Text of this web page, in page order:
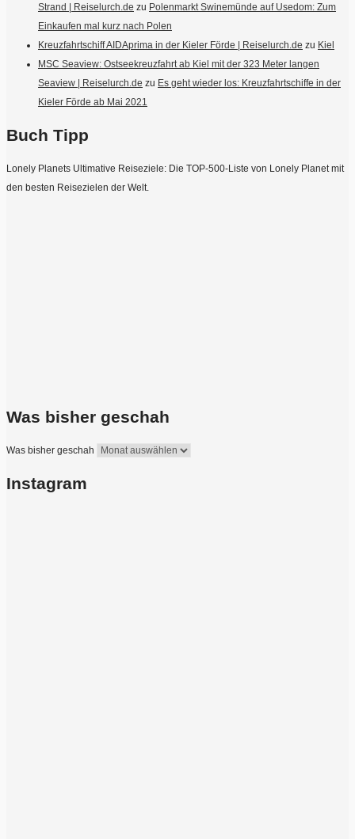
Strand | Reiselurch.de zu Polenmarkt Swinemünde auf Usedom: Zum
Einkaufen mal kurz nach Polen
Kreuzfahrtschiff AIDAprima in der Kieler Förde | Reiselurch.de zu Kiel
MSC Seaview: Ostseekreuzfahrt ab Kiel mit der 323 Meter langen
Seaview | Reiselurch.de zu Es geht wieder los: Kreuzfahrtschiffe in der
Kieler Förde ab Mai 2021
Buch Tipp
Lonely Planets Ultimative Reiseziele: Die TOP-500-Liste von Lonely Planet mit
den besten Reisezielen der Welt.
Was bisher geschah
Was bisher geschah
Instagram